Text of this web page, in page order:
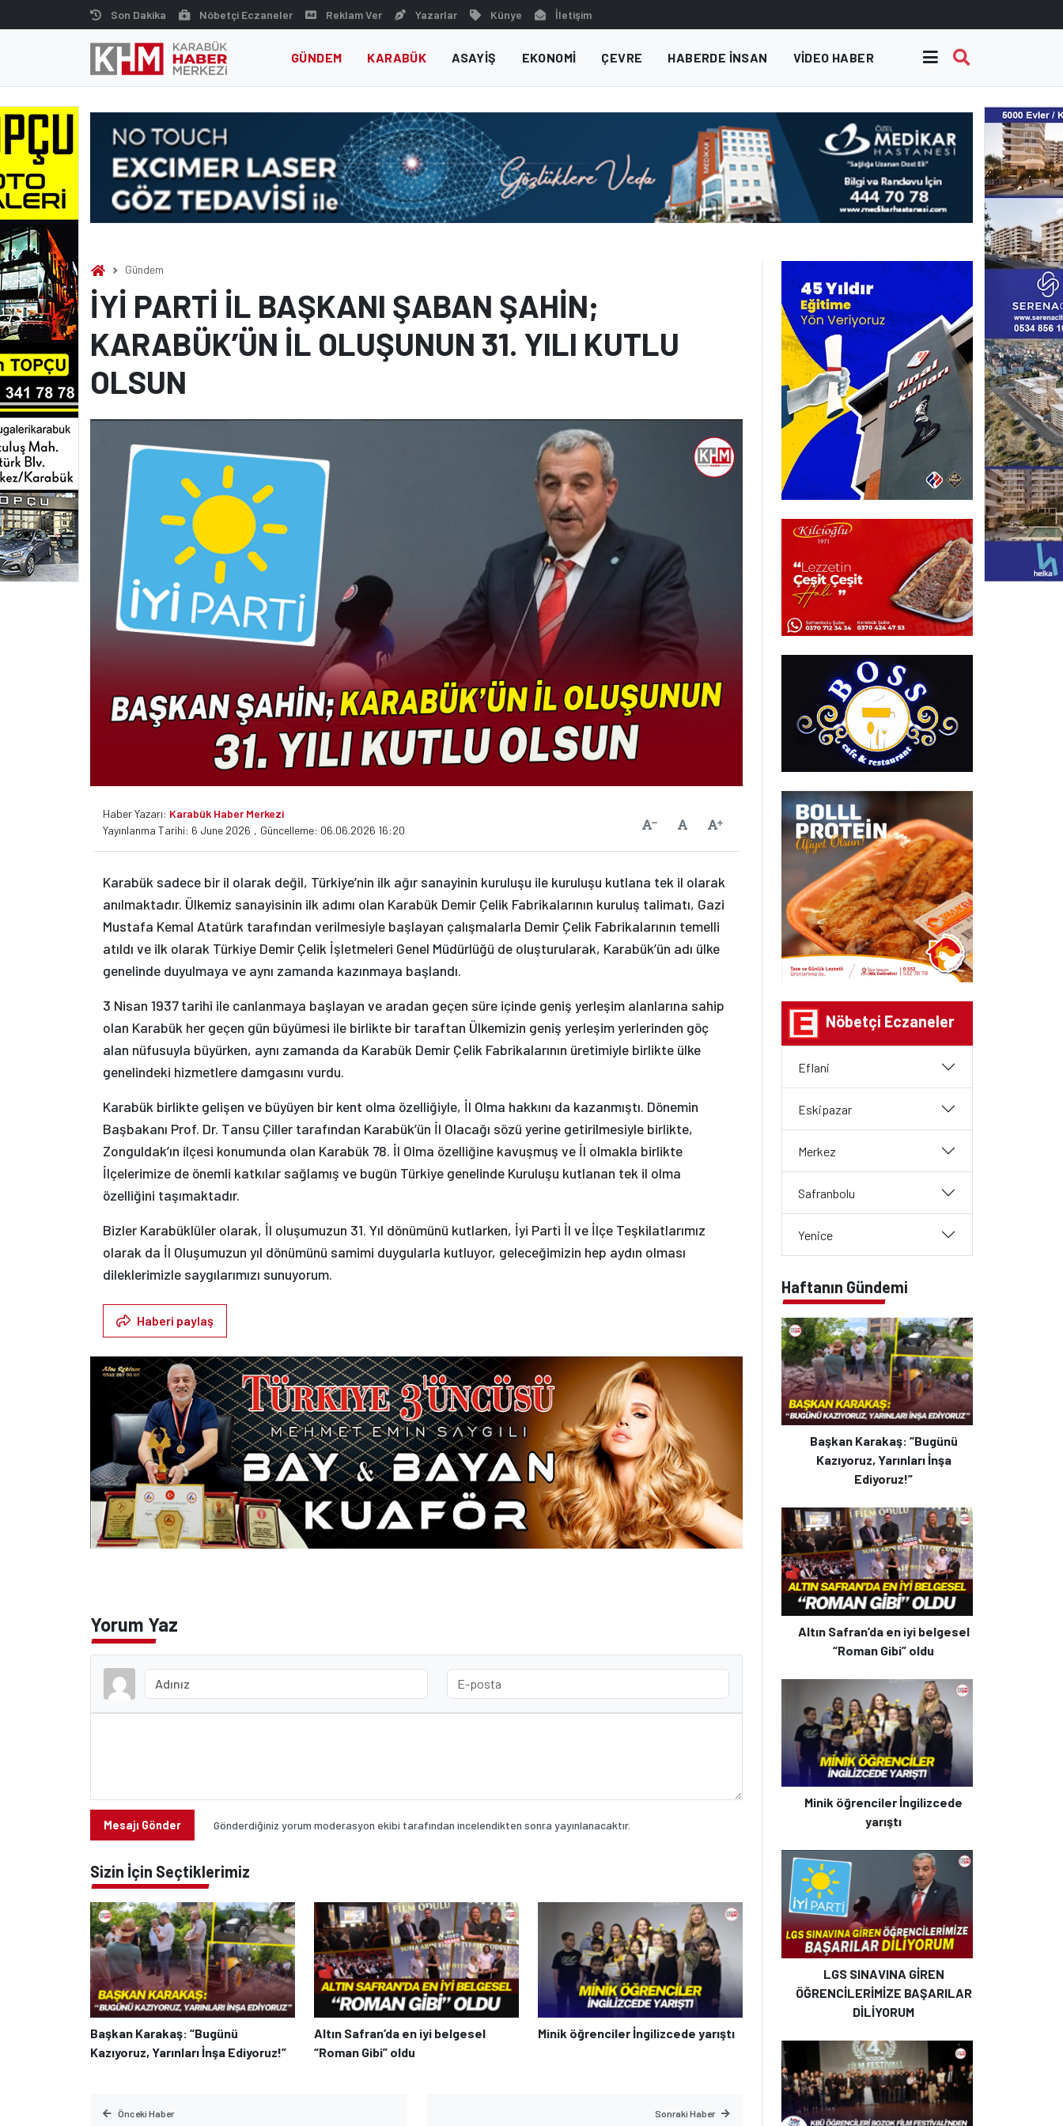
to
Son Dakika Nöbetçi Eczaneler Reklam Ver Yazarlar Künye İletişim
GÜNDEM KARABÜK ASAYIŞ EKONOMI ÇEVRE HABERDE INSAN VIDEO HABER
Gündem
İYİ PARTİ İL BAŞKANI ŞABAN ŞAHİN;
KARABÜK’ÜN İL OLUŞUNUN 31. YILI KUTLU
OLSUN
Haber Yazarı: Karabük Haber Merkezi
Yayınlanma Tarihi: 6 June 2026 , Güncelleme: 06.06.2026 16:20 Yazıyı KüçültVarsayılanYazıyı Büyüt
Karabük sadece bir il olarak değil, Türkiye’nin ilk ağır sanayinin kuruluşu ile kuruluşu kutlana tek il olarak
anılmaktadır. Ülkemiz sanayisinin ilk adımı olan Karabük Demir Çelik Fabrikalarının kuruluş talimatı, Gazi
Mustafa Kemal Atatürk tarafından verilmesiyle başlayan çalışmalarla Demir Çelik Fabrikalarının temelli
atıldı ve ilk olarak Türkiye Demir Çelik İşletmeleri Genel Müdürlüğü de oluşturularak, Karabük’ün adı ülke
genelinde duyulmaya ve aynı zamanda kazınmaya başlandı.
3 Nisan 1937 tarihi ile canlanmaya başlayan ve aradan geçen süre içinde geniş yerleşim alanlarına sahip
olan Karabük her geçen gün büyümesi ile birlikte bir taraftan Ülkemizin geniş yerleşim yerlerinden göç
alan nüfusuyla büyürken, aynı zamanda da Karabük Demir Çelik Fabrikalarının üretimiyle birlikte ülke
genelindeki hizmetlere damgasını vurdu.
Karabük birlikte gelişen ve büyüyen bir kent olma özelliğiyle, İl Olma hakkını da kazanmıştı. Dönemin
Başbakanı Prof. Dr. Tansu Çiller tarafından Karabük’ün İl Olacağı sözü yerine getirilmesiyle birlikte,
Zonguldak’ın ilçesi konumunda olan Karabük 78. İl Olma özelliğine kavuşmuş ve İl olmakla birlikte
İlçelerimize de önemli katkılar sağlamış ve bugün Türkiye genelinde Kuruluşu kutlanan tek il olma
özelliğini taşımaktadır.
Bizler Karabüklüler olarak, İl oluşumuzun 31. Yıl dönümünü kutlarken, İyi Parti İl ve İlçe Teşkilatlarımız
olarak da İl Oluşumuzun yıl dönümünü samimi duygularla kutluyor, geleceğimizin hep aydın olması
dileklerimizle saygılarımızı sunuyorum.
Haberi paylaş
Yorum Yaz
Mesajı Gönder Gönderdiğiniz yorum moderasyon ekibi tarafından incelendikten sonra yayınlanacaktır.
Sizin İçin Seçtiklerimiz
Başkan Karakaş: “Bugünü
Kazıyoruz, Yarınları İnşa Ediyoruz!”
Altın Safran’da en iyi belgesel
“Roman Gibi” oldu
Minik öğrenciler İngilizcede yarıştı
Önceki Haber Sonraki Haber
Nöbetçi Eczaneler
Eflani
Eskipazar
Merkez
Safranbolu
Yenice
Haftanın Gündemi
Başkan Karakaş: “Bugünü
Kazıyoruz, Yarınları İnşa
Ediyoruz!”
Altın Safran’da en iyi belgesel
“Roman Gibi” oldu
Minik öğrenciler İngilizcede
yarıştı
LGS SINAVINA GİREN
ÖĞRENCİLERİMİZE BAŞARILAR
DİLİYORUM